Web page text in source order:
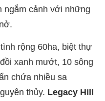
ngắm cảnh với những
rộng 60ha, biệt thự
xanh mướt, 10 sông
chứa nhiều sa
thủy. Legacy Hill